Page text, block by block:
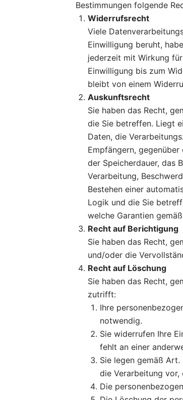
Bestimmungen folgende
Widerrufsrecht
Viele
Einwilligung beruht,
jederzeit mit Wirkung
Einwilligung bis zum
bleibt von einem
Auskunftsrecht
Sie haben das Recht,
die Sie betreffen. Liegt
Daten, die
Empfängern,
der Speicherdauer, das
Verarbeitung,
Bestehen einer
Logik und die Sie
welche Garantien
Recht auf Berichtigung
Sie haben das Recht,
und/oder die
Recht auf Löschung
Sie haben das Recht,
zutrifft:
Ihre
notwendig.
Sie widerrufen Ihre
fehlt an einer
Sie legen gemäß
die Verarbeitung vor,
Die